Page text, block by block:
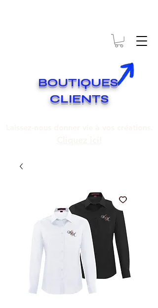
BOUTIQUES
CLIENTS